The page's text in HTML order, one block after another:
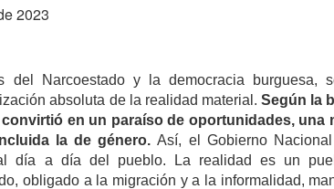
2023
del Narcoestado y la democracia burguesa,
absoluta de la realidad material. Según la
en un paraíso de oportunidades, una
la de género.Así, el Gobierno
día a día del pueblo. La realidad es un
obligado a la migración y a la informalidad,